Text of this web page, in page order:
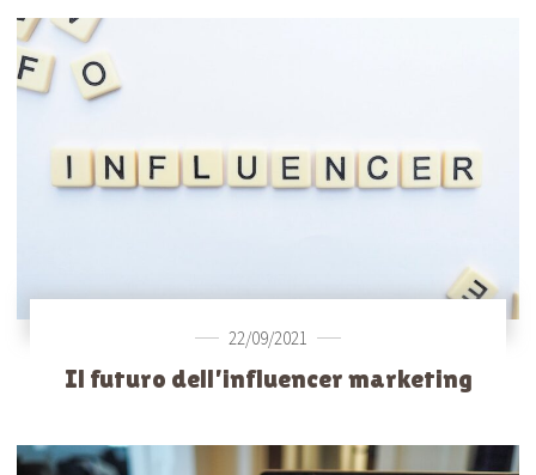
22/09/2021
Il futuro dell’influencer marketing